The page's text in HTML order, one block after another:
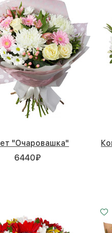
"Очаровашка"
6440₽